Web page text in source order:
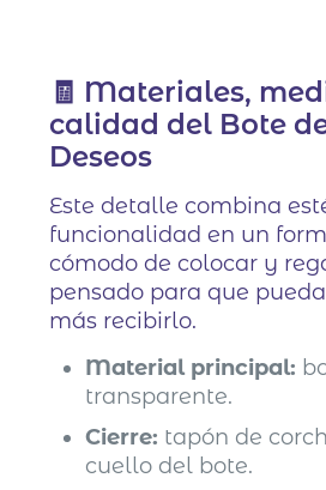
🧾 Materiales,
calidad del Bote
Deseos
Este detalle combina
funcionalidad en un
cómodo de colocar y
pensado para que
más recibirlo.
Material principal:
transparente.
Cierre: tapón de
cuello del bote.